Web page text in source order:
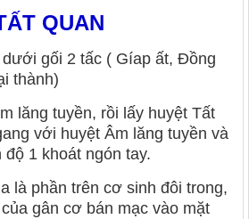
QUAN
gối 2 tấc ( Gíap ất, Đồng
thành)
lăng tuyền, rồi lấy huyệt Tất
với huyệt Âm lăng tuyền và
1 khoát ngón tay.
là phần trên cơ sinh đôi trong,
gân cơ bán mạc vào mặt